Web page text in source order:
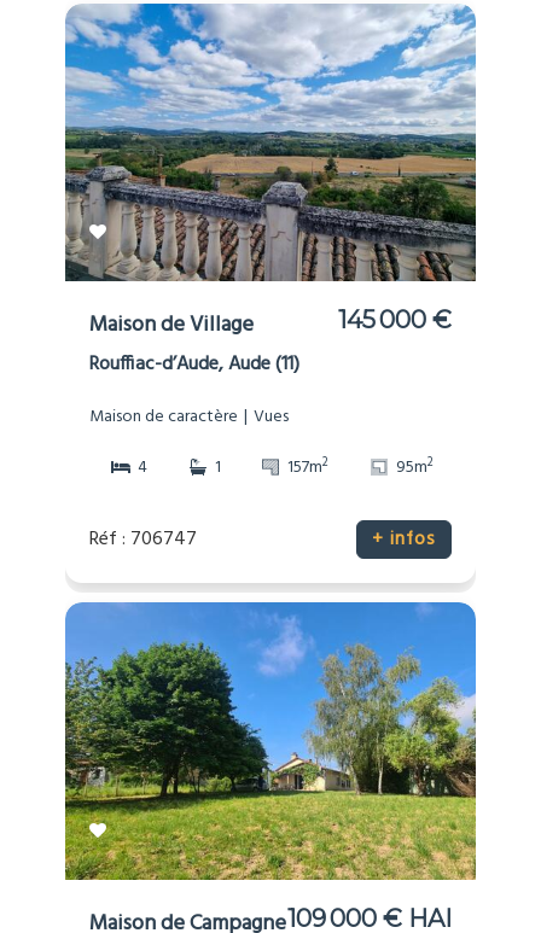
Maison de Village 145 000 €
Rouffiac-d’Aude, Aude (11)
Maison de caractère
Vues
4
1 157m2 95m2
Réf : 706747 + infos
Maison de Campagne109 000 € HAI